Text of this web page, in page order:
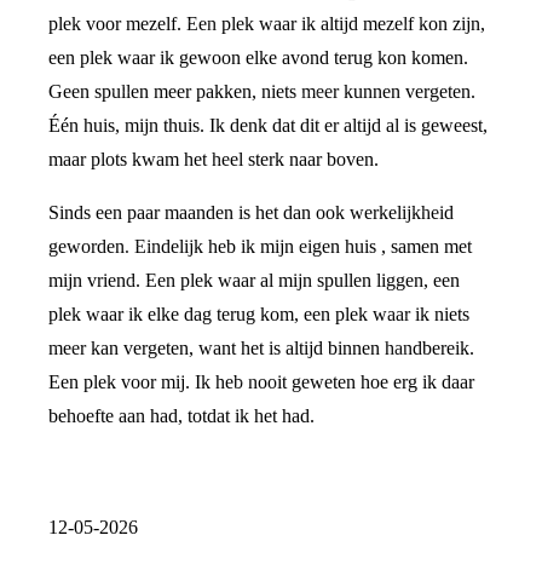
plek voor mezelf. Een plek waar ik altijd mezelf kon zijn,
een plek waar ik gewoon elke avond terug kon komen.
Geen spullen meer pakken, niets meer kunnen vergeten.
Één huis, mijn thuis. Ik denk dat dit er altijd al is geweest,
maar plots kwam het heel sterk naar boven.
Sinds een paar maanden is het dan ook werkelijkheid
geworden. Eindelijk heb ik mijn eigen huis , samen met
mijn vriend. Een plek waar al mijn spullen liggen, een
plek waar ik elke dag terug kom, een plek waar ik niets
meer kan vergeten, want het is altijd binnen handbereik.
Een plek voor mij. Ik heb nooit geweten hoe erg ik daar
behoefte aan had, totdat ik het had.
12-05-2026